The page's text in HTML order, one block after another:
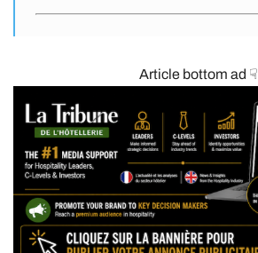
Article bottom ad ☟